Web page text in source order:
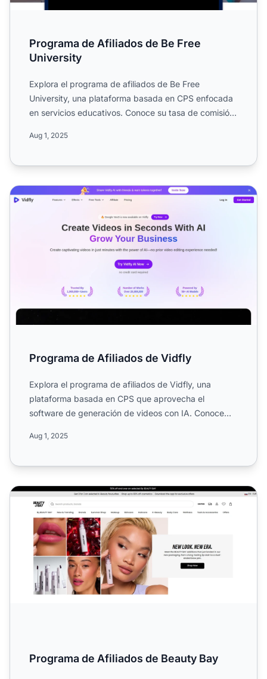
Programa de Afiliados de Be Free
University
Explora el programa de afiliados de Be Free
University, una plataforma basada en CPS enfocada
en servicios educativos. Conoce su tasa de comisión
Aug 1, 2025
Programa de Afiliados de Vidfly
Programa de Afiliados de Vidfly
Explora el programa de afiliados de Vidfly, una
plataforma basada en CPS que aprovecha el
software de generación de videos con IA. Conoce
Aug 1, 2025
Programa de Afiliados de Beauty Bay
Programa de Afiliados de Beauty Bay